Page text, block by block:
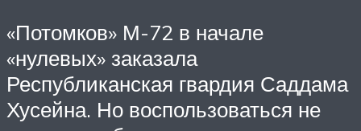
«Потомков» М-72 в начале
«нулевых» заказала
Республиканская гвардия Саддама
Хусейна. Но воспользоваться не